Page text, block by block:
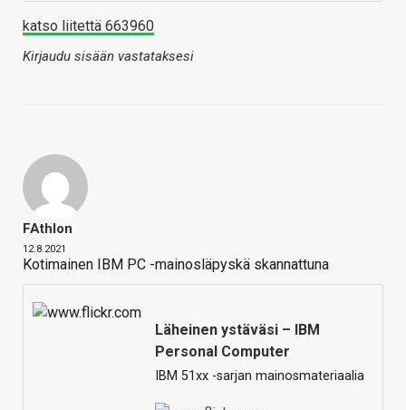
katso liitettä 663960
Kirjaudu sisään vastataksesi
FAthlon
12.8.2021
Kotimainen IBM PC -mainosläpyskä skannattuna
Läheinen ystäväsi – IBM
Personal Computer
IBM 51xx -sarjan mainosmateriaalia